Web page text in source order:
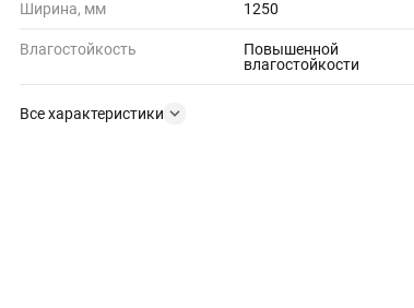
Ширина, мм 1250
Влагостойкость
Повышенной
влагостойкости
Все характеристики